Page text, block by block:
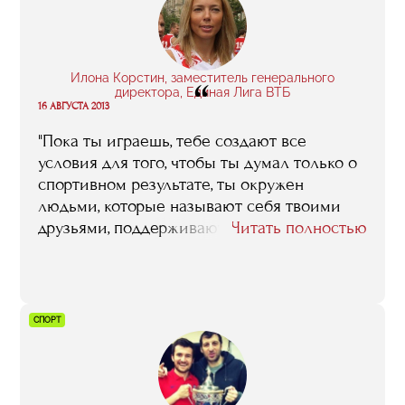
Илона Корстин, заместитель генерального
директора, Единая Лига ВТБ
“
16 АВГУСТА 2013
"Пока ты играешь, тебе создают все
условия для того, чтобы ты думал только о
спортивном результате, ты окружен
людьми, которые называют себя твоими
друзьями, поддерживают тебя. Но в один
самостоятельно. С этой точки зрения
программа «Менеджмент в игровых видах
спорта» хороша тем, что позволяет
спортсменам, завершившим карьеру,
Читать полностью
СПОРТ